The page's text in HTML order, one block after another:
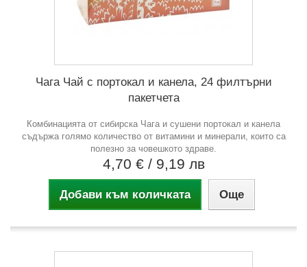
Чага Чай с портокал и канела, 24 филтърни
пакетчета
Комбинацията от сибирска Чага и сушени портокал и канела
съдържа голямо количество от витамини и минерали, които са
полезно за човешкото здраве.
4,70 € / 9,19 лв
Добави към количката Още